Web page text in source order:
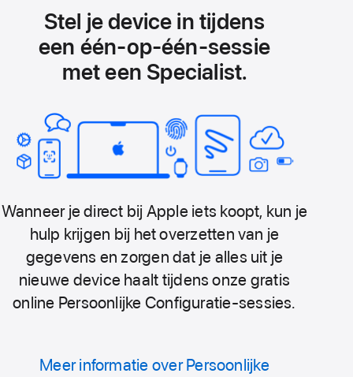
Stel je device in tijdens
een één‑op‑één-sessie
met een Specialist.
Wanneer je direct bij Apple iets koopt, kun je
hulp krijgen bij het overzetten van je
gegevens en zorgen dat je alles uit je
nieuwe device haalt tijdens onze gratis
online Persoonlijke Configuratie-sessies.
Meer informatie over Persoonlijke